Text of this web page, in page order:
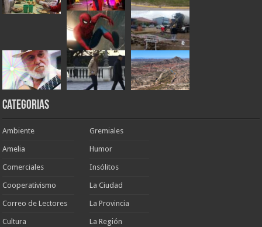
Categorias
Ambiente
Amelia
Comerciales
Cooperativismo
Correo de Lectores
Cultura
Gremiales
Humor
Insólitos
La Ciudad
La Provincia
La Región